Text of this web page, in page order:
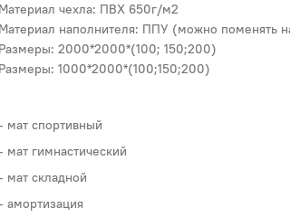
Материал чехла: ПВХ 650г/м2
Материал наполнителя: ППУ (можно поменять
Размеры: 2000*2000*(100; 150;200)
Размеры: 1000*2000*(100;150;200)
мат спортивный
мат гимнастический
мат складной
амортизация